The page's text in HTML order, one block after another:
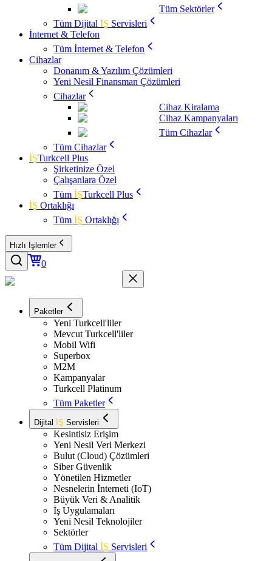
Tüm Sektörler
Tüm Dijital İŞ Servisleri
İnternet & Telefon
Tüm İnternet & Telefon
Cihazlar
Donanım & Yazılım Çözümleri
Yeni Nesil Finansman Çözümleri
Cihazlar
Cihaz Kiralama
Cihaz Kampanyaları
Tüm Cihazlar
Tüm Cihazlar
İŞTurkcell Plus
Şirketinize Özel
Çalışanlara Özel
Tüm İŞTurkcell Plus
İŞ Ortaklığı
Tüm İŞ Ortaklığı
Hızlı İşlemler
0
Paketler
Yeni Turkcell'liler
Mevcut Turkcell'liler
Mobil Wifi
Superbox
M2M
Kampanyalar
Turkcell Platinum
Tüm Paketler
Dijital İŞ Servisleri
Kesintisiz Erişim
Yeni Nesil Veri Merkezi
Bulut (Cloud) Çözümleri
Siber Güvenlik
Yönetilen Hizmetler
Nesnelerin İnterneti (IoT)
Büyük Veri & Analitik
İş Uygulamaları
Yeni Nesil Teknolojiler
Sektörler
Tüm Dijital İŞ Servisleri